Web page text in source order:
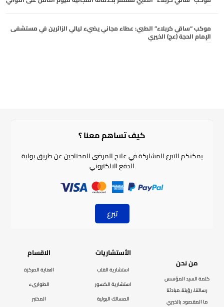
موكب “ساقي كربلاء” الطبي: عطاء مجاني يضيء ليالي الزائرين في مستشفى
الإمام الحجة (عج) الخيري
الاقسام
العناية المركزة
الطوارىء
المختبر
الأستشاريات
استشارية القلب
استشارية الكسور
المسالك البولية
من نحن
كلمة السيد المؤسس
رسالتنا، رؤيتنا، مبادئنا
ما المقصود بالخيري
كيف تساهم معنا ؟​
يمكنكم التبرع للمشاركة في علاج المرضى المحتاجين عن طريق بوابة
الدفع الالكتروني
تبرع